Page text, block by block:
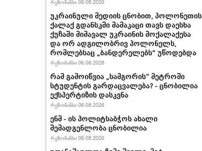
რეზონანსი 06.08.2026
უკრაინული მედიის ცნობით, პოლონეთის
ქალაქ გდანსკში მამაკაცი თავს დაესხა
ქუჩაში მიმავალ უკრაინის მოქალაქესა
და ორ ადგილობრივ პოლონელს,
რომლებსაც „ბანდერელებს“ უწოდებდა
რეზონანსი 06.08.2026
რამ გამოიწვია „სამგორის” მეტროში
სტუდენტის გარდაცვალება? - ცნობილია
ექსპერტიზის დასკვნა
რეზონანსი 06.08.2026
ენმ - ის პოლიტსაბჭოს ახალი
შემადგენლობა ცნობილია
რეზონანსი 06.08.2026